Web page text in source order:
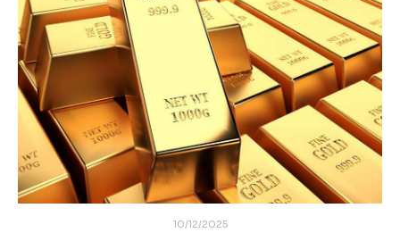
10/12/2025